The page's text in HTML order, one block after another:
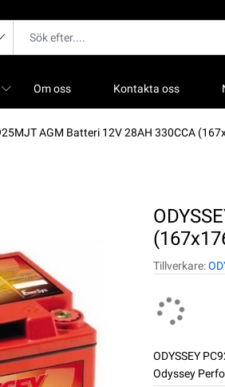
Om oss Kontakta oss
AGM Batteri 12V 28AH 330CCA
Tillverkare:
ODYSSEY
Odyssey